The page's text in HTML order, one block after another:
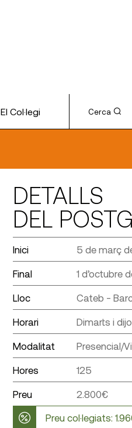
El Col·legi Cerca
DETALLS
DEL
Inici 5 de març
Final 1 d’octubre
Lloc Cateb -
Horari Dimarts i
Modalitat Presencial/
Hores 125
Preu
2.800€
Preu col·legiats: